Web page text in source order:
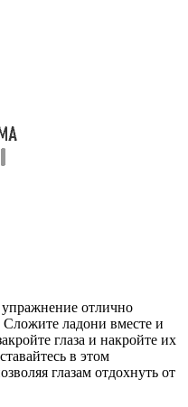
отлично
ладони вместе и
глаза и накройте их
в этом
глазам отдохнуть от